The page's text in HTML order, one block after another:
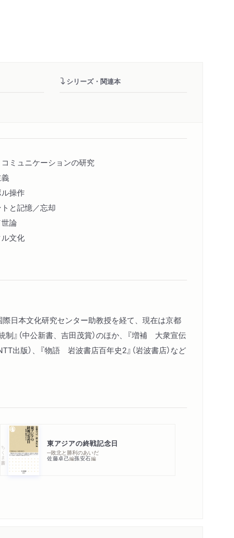
シリーズ・関連本
ミュニケーションの研究
操作
と記憶／忘却
論
文化
日本文化研究センター助教授を経て、現在は京都
制』（中公新書、吉田茂賞）のほか、『増補 大衆宣伝
出版）、『物語 岩波書店百年史2』（岩波書店）など
ちくま新書 東アジアの終戦記念日
─敗北と勝利のあいだ
佐藤卓己編孫安石編